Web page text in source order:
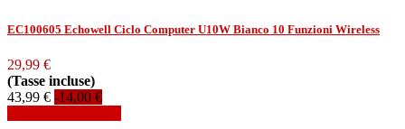
EC100605 Echowell Ciclo Computer U10W Bianco 10 Funzioni Wireless
29,99 €
(Tasse incluse)
43,99 € -14,00 €